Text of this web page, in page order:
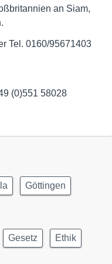
an Siam,
Tel. 0160/95671403
Göttingen
Gesetz Ethik